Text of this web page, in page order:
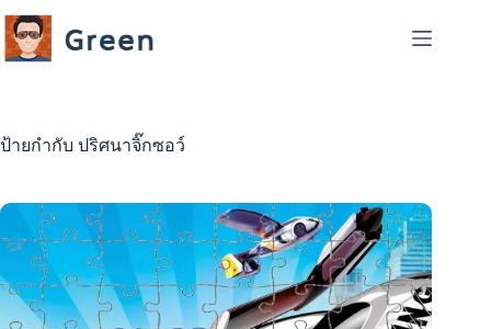
to
content
ป้ายกำกับ ปริศนาจิ๊กซอว์